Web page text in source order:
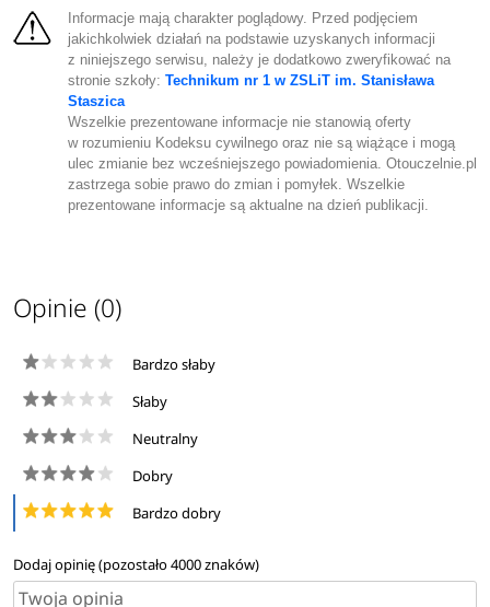
Informacje mają charakter poglądowy. Przed podjęciem
jakichkolwiek działań na podstawie uzyskanych informacji
z niniejszego serwisu, należy je dodatkowo zweryfikować na
stronie szkoły: Technikum nr 1 w ZSLiT im. Stanisława
Staszica
Wszelkie prezentowane informacje nie stanowią oferty
w rozumieniu Kodeksu cywilnego oraz nie są wiążące i mogą
ulec zmianie bez wcześniejszego powiadomienia. Otouczelnie.pl
zastrzega sobie prawo do zmian i pomyłek. Wszelkie
prezentowane informacje są aktualne na dzień publikacji.
Opinie (0)
Bardzo słaby
Słaby
Neutralny
Dobry
Bardzo dobry
Dodaj opinię (pozostało4000znaków)